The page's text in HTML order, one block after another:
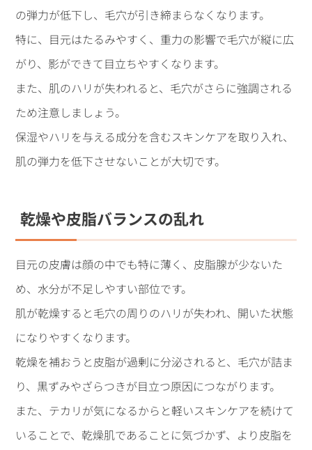
の弾力が低下し、毛穴が引き締まらなくなります。
特に、目元はたるみやすく、重力の影響で毛穴が縦に広
がり、影ができて目立ちやすくなります。
また、肌のハリが失われると、毛穴がさらに強調される
ため注意しましょう。
保湿やハリを与える成分を含むスキンケアを取り入れ、
肌の弾力を低下させないことが大切です。
乾燥や皮脂バランスの乱れ
目元の皮膚は顔の中でも特に薄く、皮脂腺が少ないた
め、水分が不足しやすい部位です。
肌が乾燥すると毛穴の周りのハリが失われ、開いた状態
になりやすくなります。
乾燥を補おうと皮脂が過剰に分泌されると、毛穴が詰ま
り、黒ずみやざらつきが目立つ原因につながります。
また、テカリが気になるからと軽いスキンケアを続けて
いることで、乾燥肌であることに気づかず、より皮脂を